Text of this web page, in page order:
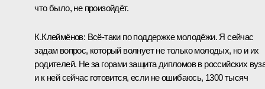
что было, не произойдёт.
К.Клеймёнов: Всё‑таки по поддержке молодёжи. Я сейчас
задам вопрос, который волнует не только молодых, но и их
родителей. Не за горами защита дипломов в российских
и к ней сейчас готовится, если не ошибаюсь, 1300 тысяч